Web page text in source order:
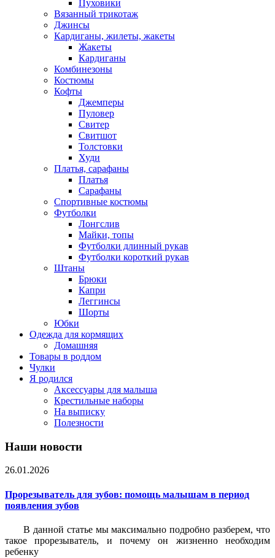
Пуховики
Вязанный трикотаж
Джинсы
Кардиганы, жилеты, жакеты
Жакеты
Кардиганы
Комбинезоны
Костюмы
Кофты
Джемперы
Пуловер
Свитер
Свитшот
Толстовки
Худи
Платья, сарафаны
Платья
Сарафаны
Спортивные костюмы
Футболки
Лонгслив
Майки, топы
Футболки длинный рукав
Футболки короткий рукав
Штаны
Брюки
Капри
Леггинсы
Шорты
Юбки
Одежда для кормящих
Домашняя
Товары в роддом
Чулки
Я родился
Аксессуары для малыша
Крестильные наборы
На выписку
Полезности
Наши новости
26.01.2026
Прорезыватель для зубов: помощь малышам в период
появления зубов
В данной статье мы максимально подробно разберем, что
такое прорезыватель, и почему он жизненно необходим
ребенку